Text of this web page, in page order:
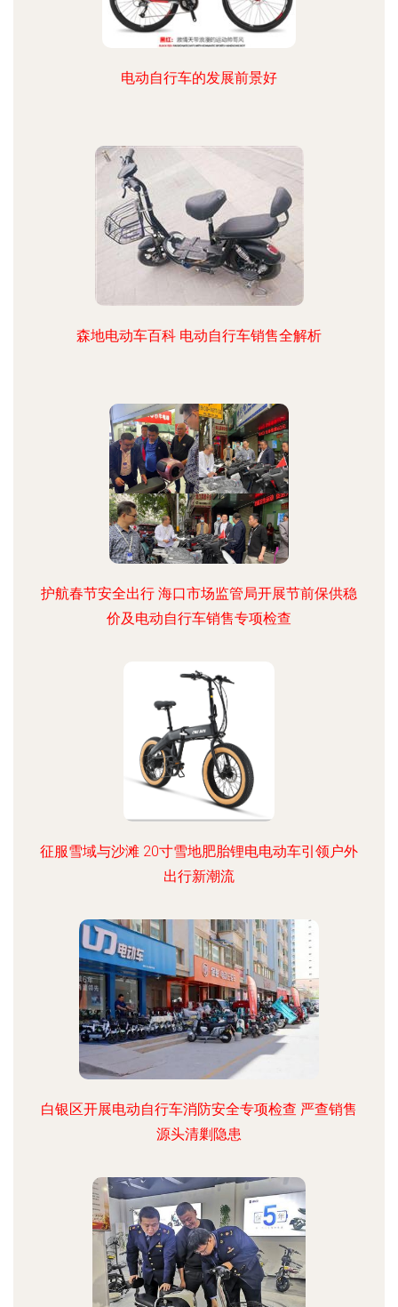
电动自行车的发展前景好
森地电动车百科 电动自行车销售全解析
护航春节安全出行 海口市场监管局开展节前保供稳
价及电动自行车销售专项检查
征服雪域与沙滩 20寸雪地肥胎锂电电动车引领户外
出行新潮流
白银区开展电动自行车消防安全专项检查 严查销售
源头清剿隐患